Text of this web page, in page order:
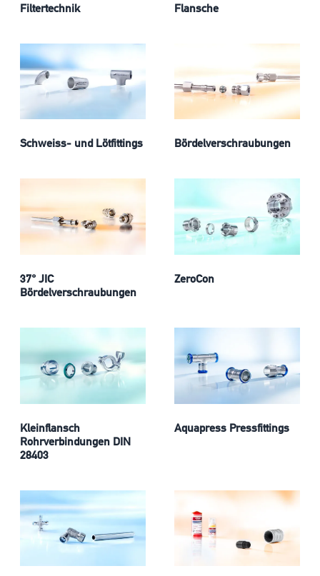
Filtertechnik Flansche
Schweiss- und Lötfittings Bördelverschraubungen
37° JIC
Bördelverschraubungen
ZeroCon
Kleinflansch
Rohrverbindungen DIN
28403
Aquapress Pressfittings